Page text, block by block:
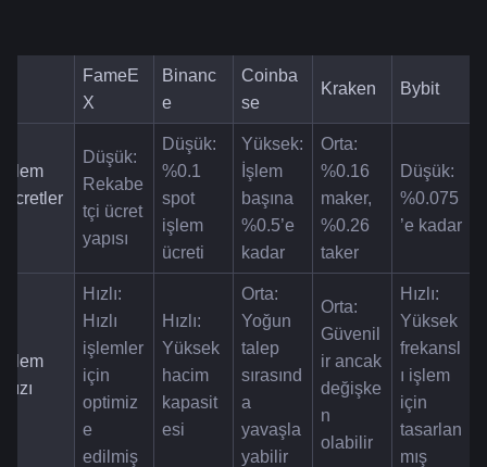
FameE
X
Binanc
e
Coinba
se
Kraken Bybit
İşlem
Ücretler
Düşük:
Rekabe
tçi ücret
yapısı
Düşük:
%0.1
spot
işlem
ücreti
Yüksek:
İşlem
başına
%0.5’e
kadar
Orta:
%0.16
maker,
%0.26
taker
Düşük:
%0.075
’e kadar
İşlem
Hızı
Hızlı:
Hızlı
işlemler
için
optimiz
e
edilmiş
Hızlı:
Yüksek
hacim
kapasit
esi
Orta:
Yoğun
talep
sırasınd
a
yavaşla
yabilir
Orta:
Güvenil
ir ancak
değişke
n
olabilir
Hızlı:
Yüksek
frekansl
ı işlem
için
tasarlan
mış